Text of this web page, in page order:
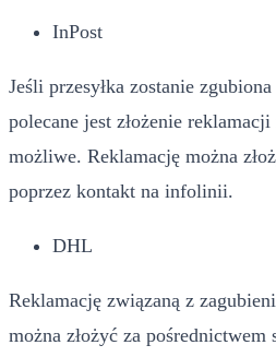
InPost
Jeśli przesyłka zostanie
polecane jest złożenie
możliwe. Reklamację można
poprzez kontakt na infolinii.
DHL
Reklamację związaną z
można złożyć za